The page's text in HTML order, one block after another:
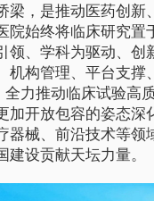
梁，是推动医药创新
院始终将临床研究置
领、学科为驱动、创
机构管理、平台支撑
全力推动临床试验高
加开放包容的姿态深
器械、前沿技术等领
建设贡献天坛力量。